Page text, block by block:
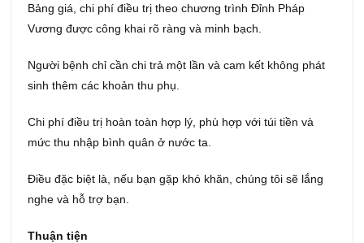
Bảng giá, chi phí điều trị theo chương trình Đỉnh Pháp
Vương được công khai rõ ràng và minh bạch.
Người bệnh chỉ cần chi trả một lần và cam kết không phát
sinh thêm các khoản thu phụ.
Chi phí điều trị hoàn toàn hợp lý, phù hợp với túi tiền và
mức thu nhập bình quân ở nước ta.
Điều đặc biệt là, nếu bạn gặp khó khăn, chúng tôi sẽ lắng
nghe và hỗ trợ bạn.
Thuận tiện